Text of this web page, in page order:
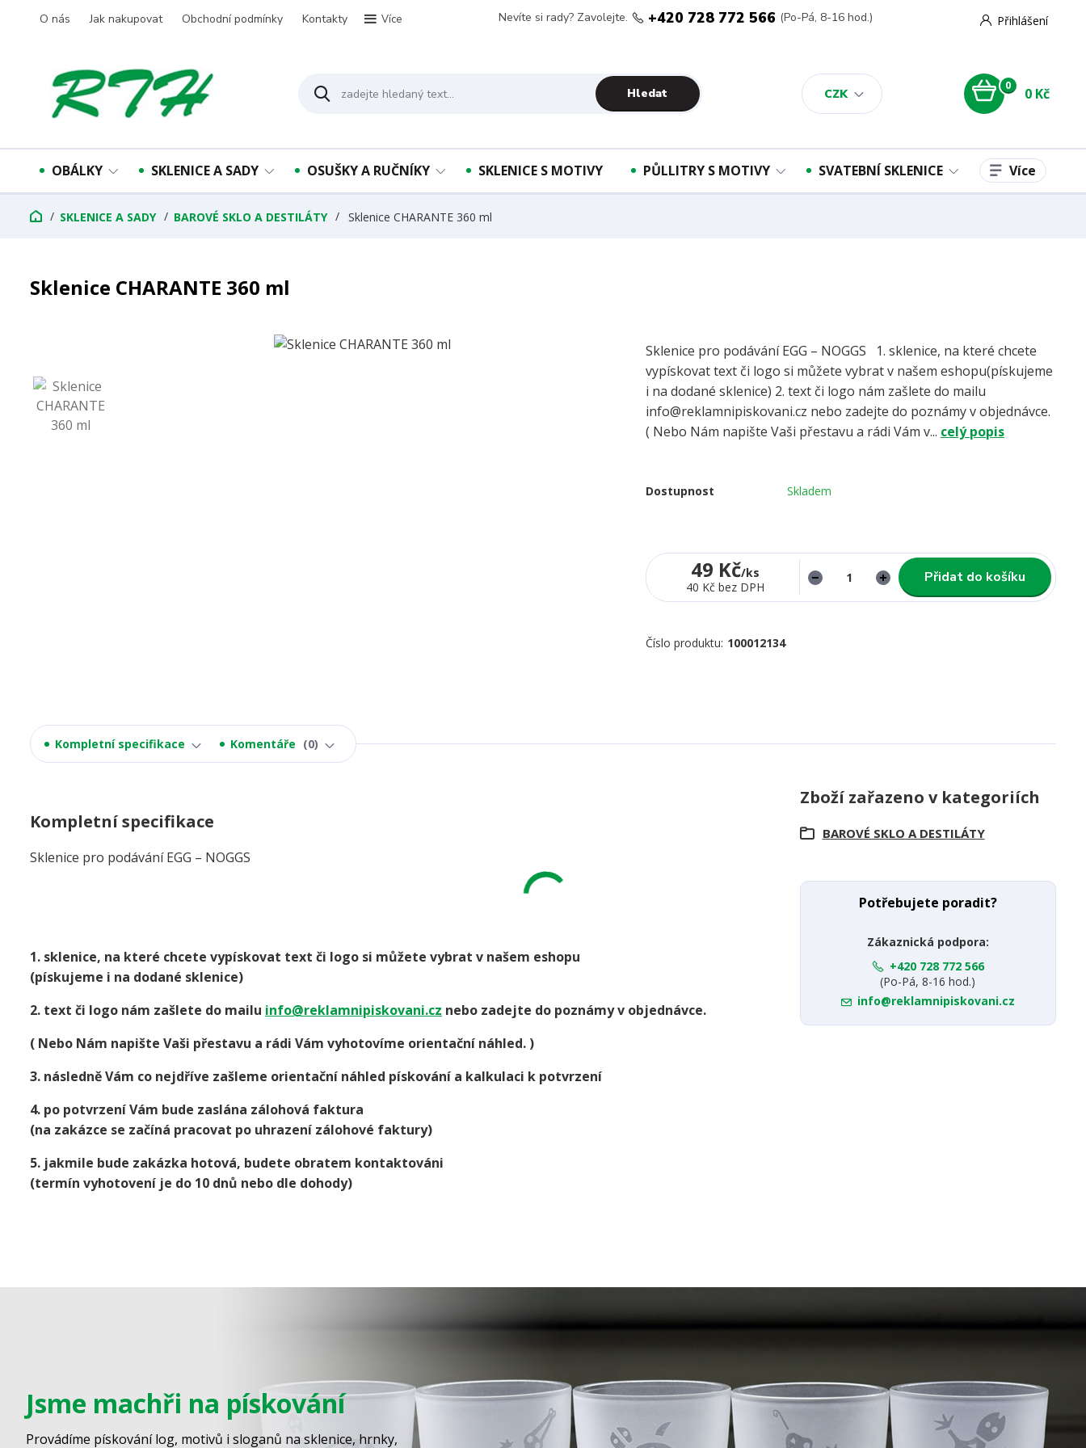
O nás Jak nakupovat Obchodní podmínky Kontakty Více
CZK
Přihlášení
Hledat
Nevíte si rady? Zavolejte. +420 728 772 566 (Po-Pá, 8-16 hod.)
0 0 Kč
OBÁLKY SKLENICE A SADY OSUŠKY A RUČNÍKY SKLENICE S MOTIVY PŮLLITRY S MOTIVY SVATEBNÍ SKLENICE Více
SKLENICE A SADY BAROVÉ SKLO A DESTILÁTY Sklenice CHARANTE 360 ml
Sklenice CHARANTE 360 ml
Sklenice pro podávání EGG – NOGGS 1. sklenice, na které chcete
vypískovat text či logo si můžete vybrat v našem eshopu(pískujeme
i na dodané sklenice) 2. text či logo nám zašlete do mailu
info@reklamnipiskovani.cz nebo zadejte do poznámy v objednávce.
( Nebo Nám napište Vaši přestavu a rádi Vám v... celý popis
Dostupnost Skladem
49 Kč/ks
40 Kč bez DPH
Přidat do košíku
Číslo produktu: 100012134
Kompletní specifikace Komentáře 0
Kompletní specifikace
Sklenice pro podávání EGG – NOGGS
1. sklenice, na které chcete vypískovat text či logo si můžete vybrat v našem eshopu
(pískujeme i na dodané sklenice)
2. text či logo nám zašlete do mailu info@reklamnipiskovani.cz nebo zadejte do poznámy v objednávce.
( Nebo Nám napište Vaši přestavu a rádi Vám vyhotovíme orientační náhled. )
3. následně Vám co nejdříve zašleme orientační náhled pískování a kalkulaci k potvrzení
4. po potvrzení Vám bude zaslána zálohová faktura
(na zakázce se začíná pracovat po uhrazení zálohové faktury)
5. jakmile bude zakázka hotová, budete obratem kontaktováni
(termín vyhotovení je do 10 dnů nebo dle dohody)
Zboží zařazeno v kategoriích
BAROVÉ SKLO A DESTILÁTY
Potřebujete poradit?
Zákaznická podpora:
+420 728 772 566
(Po-Pá, 8-16 hod.)
info@reklamnipiskovani.cz
Jsme machři na pískování
Provádíme pískování log, motivů i sloganů na sklenice, hrnky,